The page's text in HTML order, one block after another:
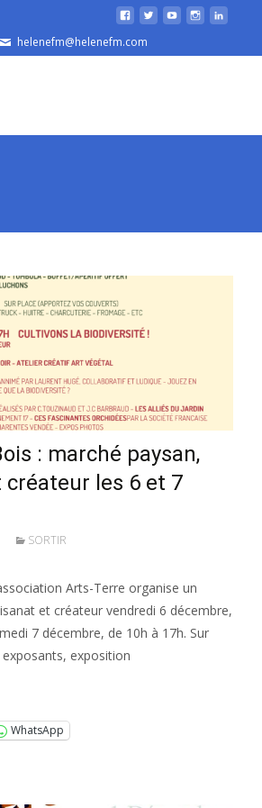
helenefm@helenefm.com
: marché paysan,
les 6 et 7
SORTIR
Arts-Terre organise un
et créateur vendredi 6 décembre,
7 décembre, de 10h à 17h. Sur
exposition
WhatsApp